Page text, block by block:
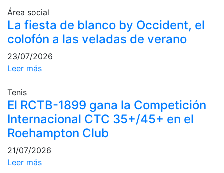
Normativa
Pádel
Escuela de
Pádel
Cuadros de
juego
Cuadro
d'Honor
Histórico del
Campeonato
Área social
La fiesta de blanco by Occident, el
colofón a las veladas de verano
23/07/2026
Leer más
Tenis
El RCTB-1899 gana la Competición
Internacional CTC 35+/45+ en el
Roehampton Club
21/07/2026
Leer más